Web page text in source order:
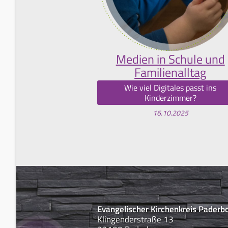
Medien in Schule und
Familienalltag
Wie viel Digitales passt ins
Kinderzimmer?
16.10.2025
Evangelischer Kirchenkreis
Klingenderstraße 13